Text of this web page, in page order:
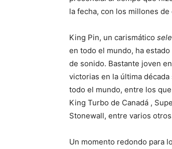
la fecha, con los millones
King Pin, un carismático
en todo el mundo, ha
de sonido. Bastante joven
victorias en la última
todo el mundo, entre los
King Turbo de Canadá ,
Stonewall, entre varios
Un momento redondo para